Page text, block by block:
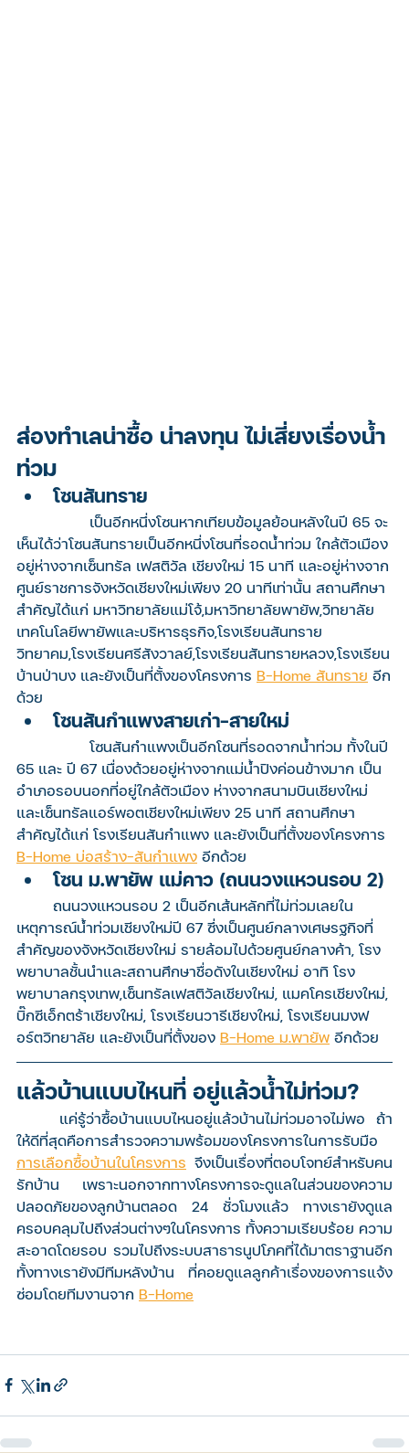
ส่องทำเลน่าซื้อ น่าลงทุน ไม่เสี่ยงเรื่องน้ำ
ท่วม
โซนสันทราย
เห็นได้ว่าโซนสันทรายเป็นอีกหนึ่งโซนที่รอดน้ำท่วม ใกล้ตัวเมือง
อยู่ห่างจากเซ็นทรัล เฟสติวัล เชียงใหม่ 15 นาที และอยู่ห่างจาก
ศูนย์ราชการจังหวัดเชียงใหม่เพียง 20 นาทีเท่านั้น สถานศึกษา
สำคัญได้แก่ มหาวิทยาลัยแม่โจ้,มหาวิทยาลัยพายัพ,วิทยาลัย
เทคโนโลยีพายัพและบริหารธุรกิจ,โรงเรียนสันทราย
วิทยาคม,โรงเรียนศรีสังวาลย์,โรงเรียนสันทรายหลวง,โรงเรียน
บ้านป่าบง และยังเป็นที่ตั้งของโครงการ B-Home สันทราย อีก
ด้วย
โซนสันกำแพงสายเก่า-สายใหม่
65 และ ปี 67 เนื่องด้วยอยู่ห่างจากแม่น้ำปิงค่อนข้างมาก เป็น
อำเภอรอบนอกที่อยู่ใกล้ตัวเมือง ห่างจากสนามบินเชียงใหม่
และเซ็นทรัลแอร์พอตเชียงใหม่เพียง 25 นาที สถานศึกษา
สำคัญได้แก่ โรงเรียนสันกำแพง และยังเป็นที่ตั้งของโครงการ
B-Home บ่อสร้าง-สันกำแพง อีกด้วย
โซน ม.พายัพ แม่คาว (ถนนวงแหวนรอบ 2)
เหตุการณ์น้ำท่วมเชียงใหม่ปี 67 ซึ่งเป็นศูนย์กลางเศษรฐกิจที่
สำคัญของจังหวัดเชียงใหม่ รายล้อมไปด้วยศูนย์กลางค้า, โรง
พยาบาลชั้นนำและสถานศึกษาชื่อดังในเชียงใหม่ อาทิ โรง
พยาบาลกรุงเทพ,เซ็นทรัลเฟสติวัลเชียงใหม่, แมคโครเชียงใหม่,
บิ๊กซีเอ็กตร้าเชียงใหม่, โรงเรียนวารีเชียงใหม่, โรงเรียนมงฟ
อร์ตวิทยาลัย และยังเป็นที่ตั้งของ B-Home ม.พายัพ อีกด้วย
แล้วบ้านแบบไหนที่ อยู่แล้วน้ำไม่ท่วม?
การเลือกซื้อบ้านในโครงการ จึงเป็นเรื่องที่ตอบโจทย์สำหรับคน
รักบ้าน เพราะนอกจากทางโครงการจะดูแลในส่วนของความ
ปลอดภัยของลูกบ้านตลอด 24 ชั่วโมงแล้ว ทางเรายังดูแล
ครอบคลุมไปถึงส่วนต่างๆในโครงการ ทั้งความเรียบร้อย ความ
สะอาดโดยรอบ รวมไปถึงระบบสาธารนูปโภคที่ได้มาตราฐานอีก
ทั้งทางเรายังมีทีมหลังบ้าน ที่คอยดูแลลูกค้าเรื่องของการแจ้ง
ซ่อมโดยทีมงานจาก B-Home